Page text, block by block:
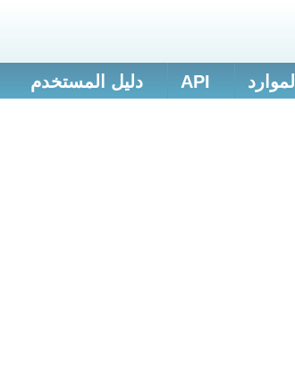
الموارد API دليل المستخدم